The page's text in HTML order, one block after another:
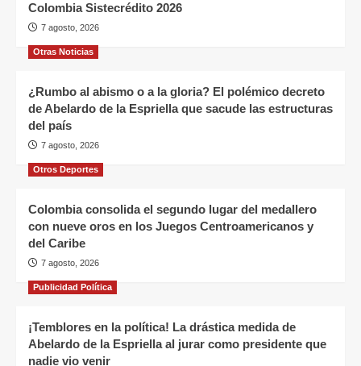
Colombia Sistecrédito 2026
7 agosto, 2026
Otras Noticias
¿Rumbo al abismo o a la gloria? El polémico decreto
de Abelardo de la Espriella que sacude las estructuras
del país
7 agosto, 2026
Otros Deportes
Colombia consolida el segundo lugar del medallero
con nueve oros en los Juegos Centroamericanos y
del Caribe
7 agosto, 2026
Publicidad Política
¡Temblores en la política! La drástica medida de
Abelardo de la Espriella al jurar como presidente que
nadie vio venir